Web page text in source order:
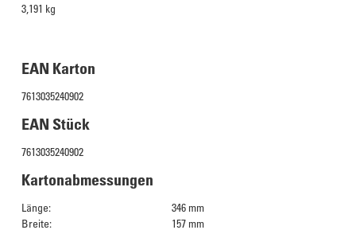
3,191 kg
EAN Karton
7613035240902
EAN Stück
7613035240902
Kartonabmessungen
Länge:
346 mm
Breite:
157 mm